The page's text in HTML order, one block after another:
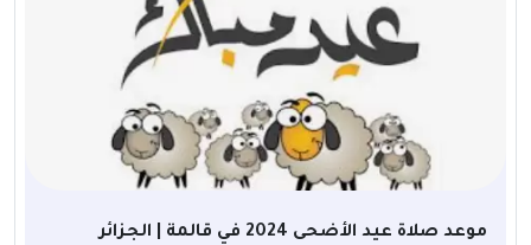
موعد صلاة عيد الأضحى 2024 في قالمة | الجزائر